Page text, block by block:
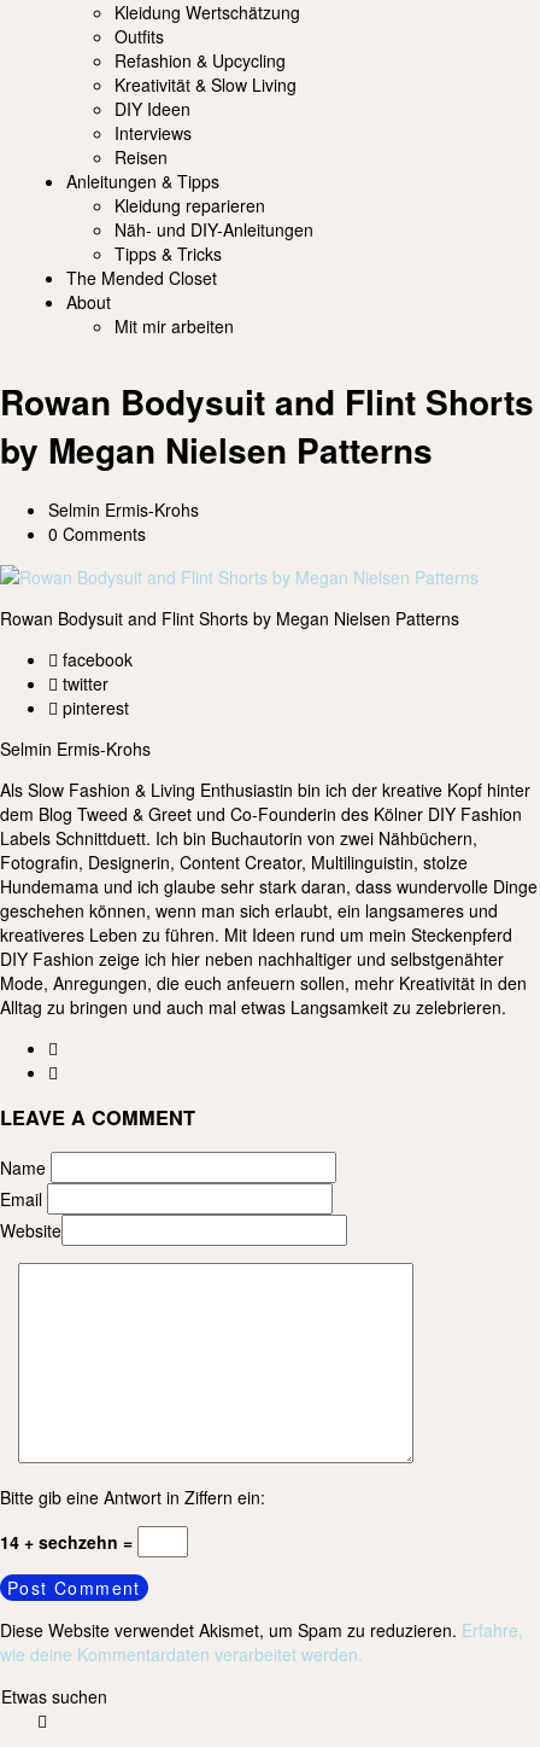
Kleidung Wertschätzung
Outfits
Refashion & Upcycling
Kreativität & Slow Living
DIY Ideen
Interviews
Reisen
Anleitungen & Tipps
Kleidung reparieren
Näh- und DIY-Anleitungen
Tipps & Tricks
The Mended Closet
About
Mit mir arbeiten
Rowan Bodysuit and Flint Shorts
by Megan Nielsen Patterns
Selmin Ermis-Krohs
0 Comments
Rowan Bodysuit and Flint Shorts by Megan Nielsen Patterns
facebook
twitter
pinterest
Selmin Ermis-Krohs
Als Slow Fashion & Living Enthusiastin bin ich der kreative Kopf hinter
dem Blog Tweed & Greet und Co-Founderin des Kölner DIY Fashion
Labels Schnittduett. Ich bin Buchautorin von zwei Nähbüchern,
Fotografin, Designerin, Content Creator, Multilinguistin, stolze
Hundemama und ich glaube sehr stark daran, dass wundervolle Dinge
geschehen können, wenn man sich erlaubt, ein langsameres und
kreativeres Leben zu führen. Mit Ideen rund um mein Steckenpferd
DIY Fashion zeige ich hier neben nachhaltiger und selbstgenähter
Mode, Anregungen, die euch anfeuern sollen, mehr Kreativität in den
Alltag zu bringen und auch mal etwas Langsamkeit zu zelebrieren.
LEAVE A COMMENT
Name
Email
Website
Bitte gib eine Antwort in Ziffern ein:
14 + sechzehn =
Diese Website verwendet Akismet, um Spam zu reduzieren. Erfahre,
wie deine Kommentardaten verarbeitet werden.
Etwas suchen